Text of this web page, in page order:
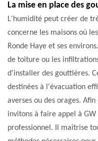
La mise en place des
L'humidité peut créer de
concerne les maisons où
Ronde Haye et ses
de toiture ou les
d'installer des gouttières.
destinées à l'évacuation
averses ou des orages.
invitons à faire appel à
professionnel. Il maîtrise